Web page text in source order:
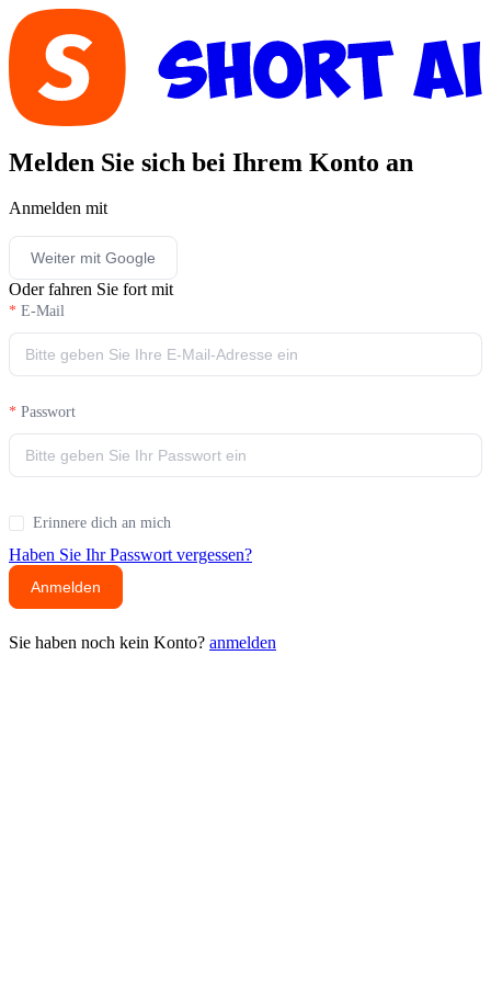
Melden Sie sich bei Ihrem Konto an
Anmelden mit
Weiter mit Google
Oder fahren Sie fort mit
E-Mail
Passwort
Erinnere dich an mich
Haben Sie Ihr Passwort vergessen?
Anmelden
Sie haben noch kein Konto? anmelden